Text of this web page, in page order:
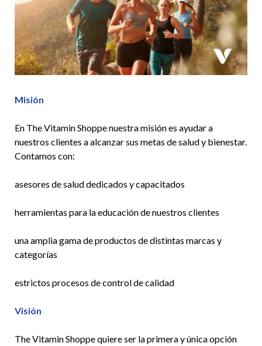
Misión
En The Vitamin Shoppe nuestra misión es ayudar a
nuestros clientes a alcanzar sus metas de salud y bienestar.
Contamos con:
asesores de salud dedicados y capacitados
herramientas para la educación de nuestros clientes
una amplia gama de productos de distintas marcas y
categorías
estrictos procesos de control de calidad
Visión
The Vitamin Shoppe quiere ser la primera y única opción